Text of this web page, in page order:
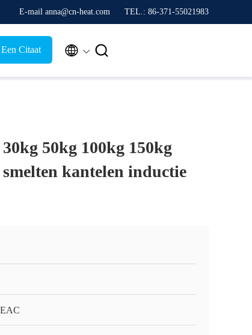
E-mail anna@cn-heat.com TEL.: 86-371-55021983
Citaat  
50kg 100kg 150kg
kantelen inductie